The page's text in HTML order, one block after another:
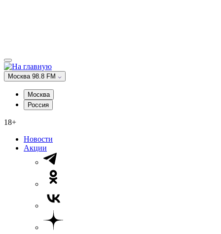
Москва 98.8 FM
Москва
Россия
18+
Новости
Акции